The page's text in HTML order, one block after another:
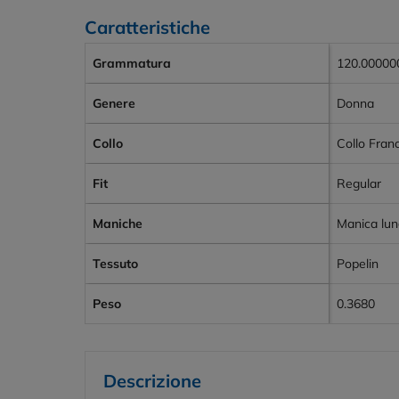
Caratteristiche
Grammatura
Genere Donna
Collo Collo
Fit Regular
Maniche Manica
Tessuto Popelin
Peso 0.3680
Descrizione